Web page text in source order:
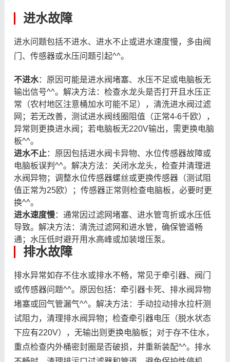
进水故障
进水问题包括不进水、进水不止或进水速度慢，多由阀
门、传感器或水压问题引起^^。
不进水：原因可能是进水阀堵塞、水压不足或电脑板无
输出信号^^。解决方法：检查水龙头是否打开且水压正
常（农村地区注意桶加水可能不足），清洗进水阀过滤
网；若无改善，测试进水阀线圈阻值（正常4-6千欧），
异常则更换进水阀；若电脑板无220V输出，需更换电脑
板^^。
进水不止：原因包括进水阀卡异物、水位传感器故障或
电脑板误判^^。解决方法：关闭水龙头，检查并清理进
水阀异物；调整水位传感器螺丝或更换传感器（测试阻
值正常为25欧）；传感器正常则检查电脑板，必要时更
换^^。
进水速度慢：通常因过滤网堵塞、进水管弯折或水压低
导致。解决方法：清洗过滤网和进水管，确保管道畅
通；水压低时避开用水高峰或加装增压泵。
排水故障
排水异常如存不住水或排水不畅，常见于牵引器、阀门
或传感器问题^^。原因包括：牵引器卡死、排水阀异物
堵塞或回气管漏气^^。解决方法：手动拉动排水拉杆测
试阻力，清理排水阀异物；检查牵引器电压（脱水状态
下应有220V），无输出则更换电脑板；对于存不住水，
重点检查内外桶密封圈是否破损，并重新装配^^。排水